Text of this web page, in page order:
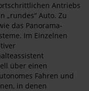
Antriebs
„rundes“ Auto. Zu
das Panorama-
Im Einzelnen
über einen
Fahren und
in denen